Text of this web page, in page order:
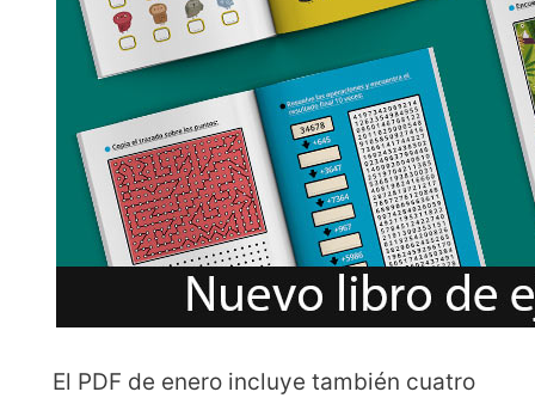
El PDF de enero incluye también cuatro